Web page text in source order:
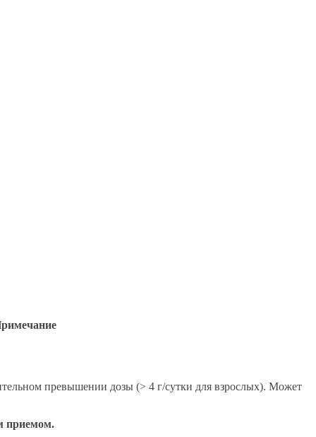
превышении дозы (> 4 г/сутки для взрослых). Может
приемом.